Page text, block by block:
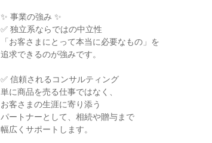
✨ 事業の強み ✨
✅ 独立系ならではの中立性
「お客さまにとって本当に必要なもの」を
追求できるのが強みです。
✅ 信頼されるコンサルティング
単に商品を売る仕事ではなく、
お客さまの生涯に寄り添う
パートナーとして、相続や贈与まで
幅広くサポートします。